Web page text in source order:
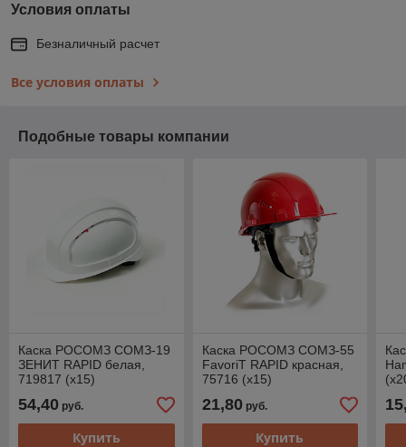
Условия оплаты
Безналичный расчет
Все условия оплаты
Подобные товары компании
Каска РОСОМЗ СОМЗ-19
ЗЕНИТ RAPID белая,
719817 (х15)
54,40 руб.
Купить
Каска РОСОМЗ СОМЗ-55
FavoriT RAPID красная,
75716 (х15)
21,80руб.
Купить